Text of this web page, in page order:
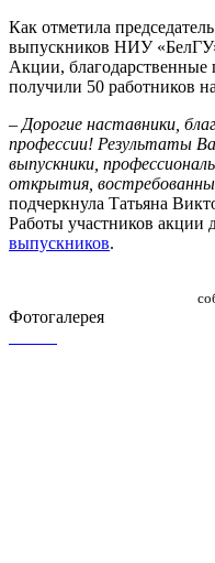
Как отметила
выпускников НИУ
Акции, благодарственные
получили 50 работников
– Дорогие наставники,
профессии! Результаты
выпускники,
открытия,
подчеркнула Татьяна
Работы участников акции
выпускников.
Фотогалерея